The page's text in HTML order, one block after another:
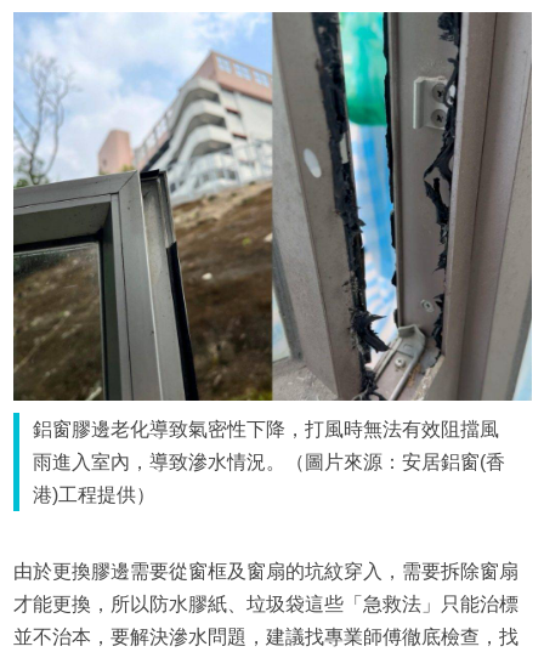
鋁窗膠邊老化導致氣密性下降，打風時無法有效阻擋風
雨進入室內，導致滲水情況。（圖片來源：安居鋁窗(香
港)工程提供）
由於更換膠邊需要從窗框及窗扇的坑紋穿入，需要拆除窗扇
才能更換，所以防水膠紙、垃圾袋這些「急救法」只能治標
並不治本，要解決滲水問題，建議找專業師傅徹底檢查，找